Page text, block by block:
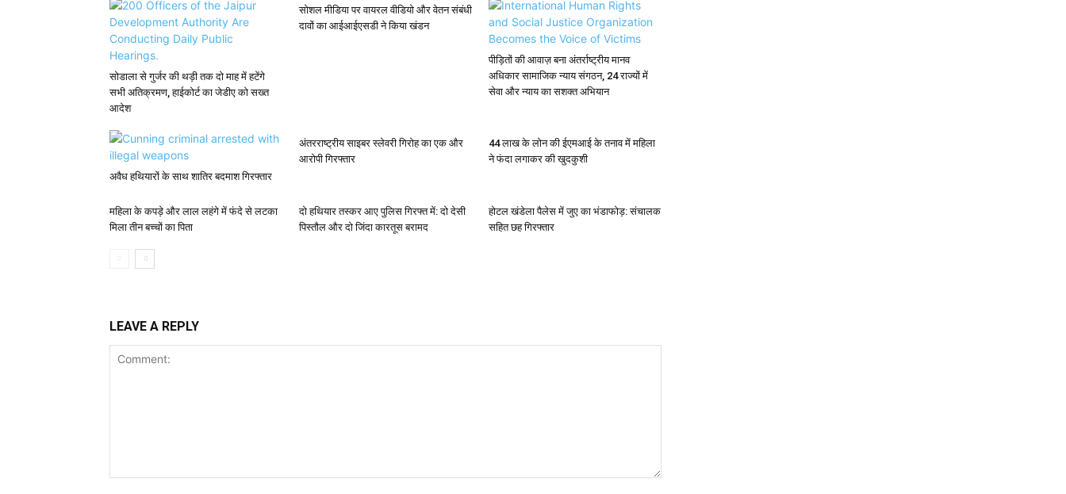
सोडाला से गुर्जर की थड़ी तक दो माह में हटेंगे
सभी अतिक्रमण, हाईकोर्ट का जेडीए को सख्त
आदेश
सोशल मीडिया पर वायरल वीडियो और वेतन संबंधी
दावों का आईआईएसडी ने किया खंडन
पीड़ितों की आवाज़ बना अंतर्राष्ट्रीय मानव
अधिकार सामाजिक न्याय संगठन, 24 राज्यों में
सेवा और न्याय का सशक्त अभियान
अवैध हथियारों के साथ शातिर बदमाश गिरफ्तार
अंतरराष्ट्रीय साइबर स्लेवरी गिरोह का एक और
आरोपी गिरफ्तार
44 लाख के लोन की ईएमआई के तनाव में महिला
ने फंदा लगाकर की खुदकुशी
महिला के कपड़े और लाल लहंगे में फंदे से लटका
मिला तीन बच्चों का पिता
दो हथियार तस्कर आए पुलिस गिरफ्त में: दो देसी
पिस्तौल और दो जिंदा कारतूस बरामद
होटल खंडेला पैलेस में जुए का भंडाफोड़: संचालक
सहित छह गिरफ्तार
LEAVE A REPLY